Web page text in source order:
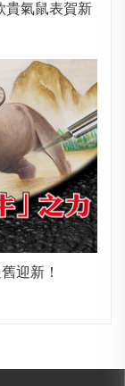
貴氣鼠表賀新
迎新！